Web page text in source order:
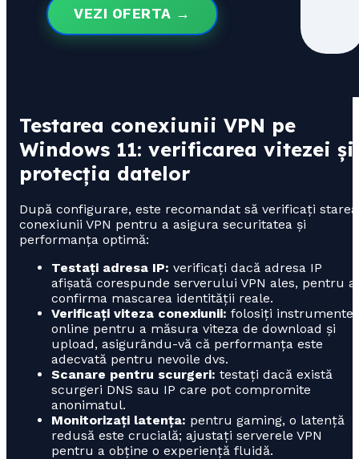
VEZI OFERTA →
Testarea conexiunii VPN pe
Windows 11: verificarea vitezei și
protecția datelor
După configurare, este recomandat să verificați starea
conexiunii VPN pentru a asigura securitatea și
performanța optimă:
Testați adresa IP: verificați dacă adresa IP
afișată corespunde serverului VPN ales, pentru a
confirma mascarea identității reale.
Verificați viteza conexiunii: folosiți instrumente
online pentru a măsura viteza de download și
upload, asigurându-vă că performanța este
adecvată pentru nevoile dvs.
Scanare pentru scurgeri: testați dacă există
scurgeri DNS sau IP care pot compromite
anonimatul.
Monitorizați latența: pentru gaming, o latență
redusă este crucială; ajustați serverele VPN
pentru a obține o experiență fluidă.